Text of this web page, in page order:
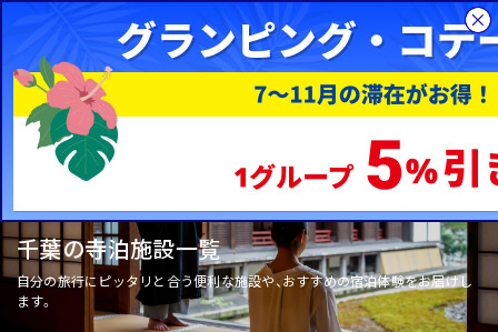
総合旅行サイトHIS 関東 千葉の寺泊
千葉の寺泊施設一覧
自分の旅行にピッタリと合う便利な施設や、おすすめの宿泊体験をお届けし
ます。